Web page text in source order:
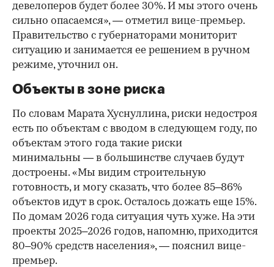
00:00 / 00:00
девелоперов будет более 30%. И мы этого очень
сильно опасаемся», — отметил вице-премьер.
Правительство с губернаторами мониторит
ситуацию и занимается ее решением в ручном
режиме, уточнил он.
Объекты в зоне риска
По словам Марата Хуснуллина, риски недостроя
есть по объектам с вводом в следующем году, по
объектам этого года такие риски
минимальны — в большинстве случаев будут
достроены. «Мы видим строительную
готовность, и могу сказать, что более 85–86%
объектов идут в срок. Осталось дожать еще 15%.
По домам 2026 года ситуация чуть хуже. На эти
проекты 2025–2026 годов, напомню, приходится
80–90% средств населения», — пояснил вице-
премьер.